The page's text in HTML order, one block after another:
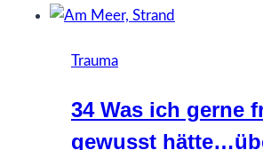
gerne
über
innere
Trauma
34 Was ich gerne
gewusst